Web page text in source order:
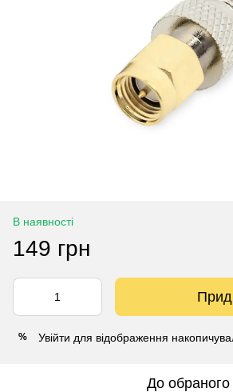
В наявності
149 грн
% Увійти для відображення
До обраного